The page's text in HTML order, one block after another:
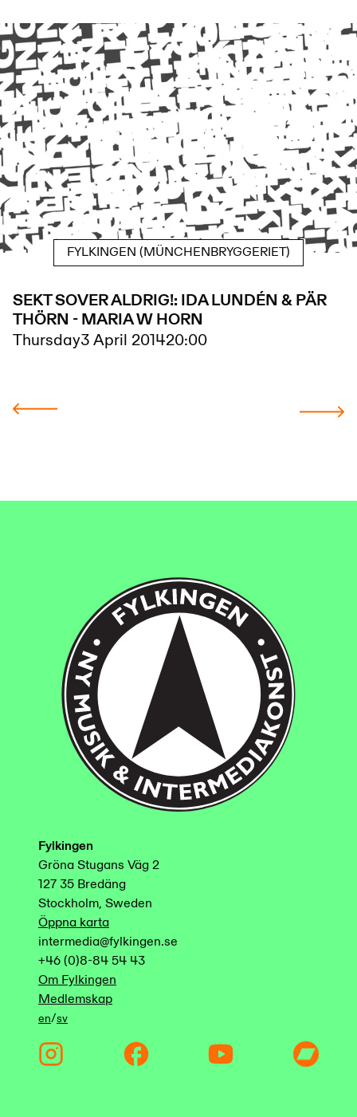
FYLKINGEN (MÜNCHENBRYGGERIET)
SEKT SOVER ALDRIG!: IDA LUNDÉN & PÄR
THÖRN - MARIA W HORN
Thursday3 April 201420:00
Fylkingen
Gröna Stugans Väg 2
127 35 Bredäng
Stockholm, Sweden
Öppna karta
intermedia@fylkingen.se
+46 (0)8-84 54 43
Om Fylkingen
Medlemskap
en/sv